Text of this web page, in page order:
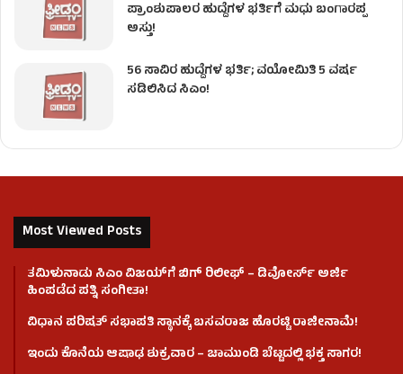
ಪ್ರಾಂಶುಪಾಲರ ಹುದ್ದೆಗಳ ಭರ್ತಿಗೆ ಮಧು ಬಂಗಾರಪ್ಪ
ಅಸ್ತು!
56 ಸಾವಿರ ಹುದ್ದೆಗಳ ಭರ್ತಿ; ವಯೋಮಿತಿ 5 ವರ್ಷ
ಸಡಿಲಿಸಿದ ಸಿಎಂ!
Most Viewed Posts
ತಮಿಳುನಾಡು ಸಿಎಂ ವಿಜಯ್‌ಗೆ ಬಿಗ್ ರಿಲೀಫ್ – ಡಿವೋರ್ಸ್ ಅರ್ಜಿ
ಹಿಂಪಡೆದ ಪತ್ನಿ ಸಂಗೀತಾ!
ವಿಧಾನ ಪರಿಷತ್ ಸಭಾಪತಿ ಸ್ಥಾನಕ್ಕೆ ಬಸವರಾಜ ಹೊರಟ್ಟಿ ರಾಜೀನಾಮೆ!
ಇಂದು ಕೊನೆಯ ಆಷಾಢ ಶುಕ್ರವಾರ – ಚಾಮುಂಡಿ ಬೆಟ್ಟದಲ್ಲಿ ಭಕ್ತ ಸಾಗರ!